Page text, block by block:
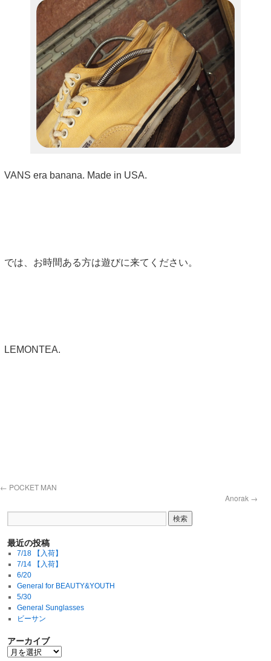
VANS era banana. Made in USA.
では、お時間ある方は遊びに来てください。
LEMONTEA.
← POCKET MAN
Anorak →
最近の投稿
7/18 【入荷】
7/14 【入荷】
6/20
General for BEAUTY&YOUTH
5/30
General Sunglasses
ビーサン
アーカイブ